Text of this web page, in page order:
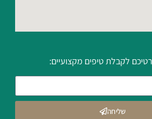
לקבלת טיפים מקצועיים:
שליחה